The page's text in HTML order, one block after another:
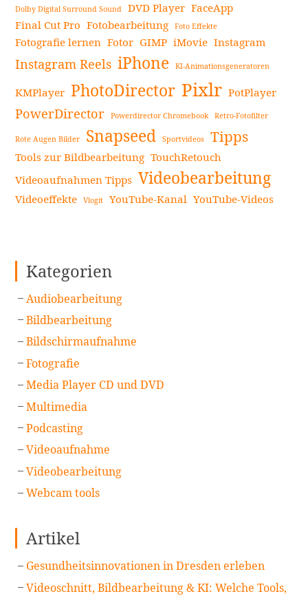
Dolby Digital Surround Sound DVD Player FaceApp
Final Cut Pro Fotobearbeitung Foto Effekte
Fotografie lernen Fotor GIMP iMovie Instagram
Instagram Reels iPhone KI-Animationsgeneratoren
KMPlayer PhotoDirector Pixlr PotPlayer
PowerDirector Powerdirector Chromebook Retro-Fotofilter
Rote Augen Bilder Snapseed Sportvideos Tipps
Tools zur Bildbearbeitung TouchRetouch
Videoaufnahmen Tipps Videobearbeitung
Videoeffekte Vlogit YouTube-Kanal YouTube-Videos
Kategorien
Audiobearbeitung
Bildbearbeitung
Bildschirmaufnahme
Fotografie
Media Player CD und DVD
Multimedia
Podcasting
Videoaufnahme
Videobearbeitung
Webcam tools
Artikel
Gesundheitsinnovationen in Dresden erleben
Videoschnitt, Bildbearbeitung & KI: Welche Tools,